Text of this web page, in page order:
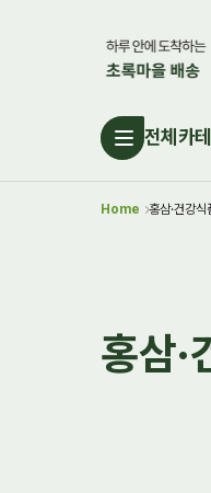
전체카
Home 홍삼·건강식
홍삼·